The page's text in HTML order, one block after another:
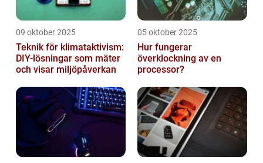
09 oktober 2025
Teknik för klimataktivism:
DIY-lösningar som mäter
och visar miljöpåverkan
05 oktober 2025
Hur fungerar
överklockning av en
processor?